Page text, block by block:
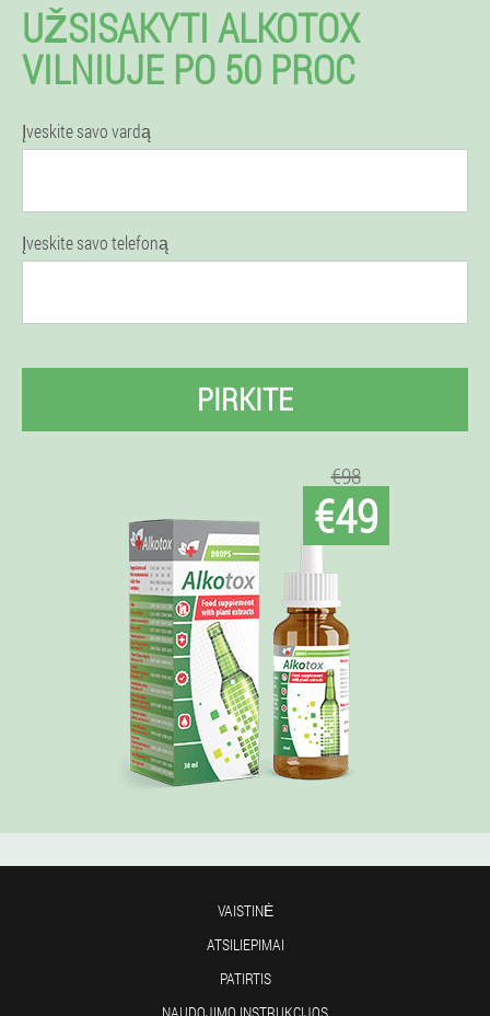
UŽSISAKYTI ALKOTOX
VILNIUJE PO 50 PROC
Įveskite savo vardą
Įveskite savo telefoną
PIRKITE
€98
€49
VAISTINĖ
ATSILIEPIMAI
PATIRTIS